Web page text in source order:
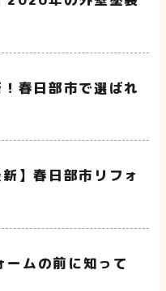
春日部市で選ばれ
】春日部市リフォ
ームの前に知って